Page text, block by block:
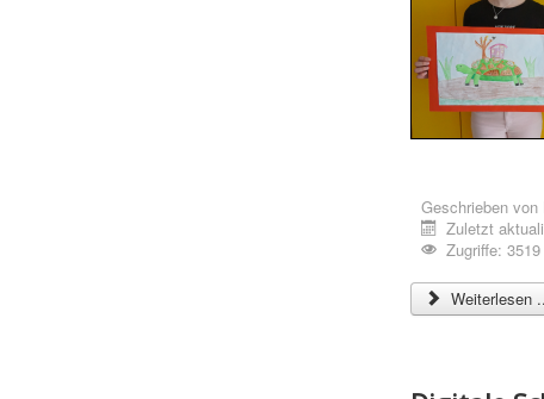
Geschrieben von
Zuletzt
Zugriffe: 3519
Weiterlesen